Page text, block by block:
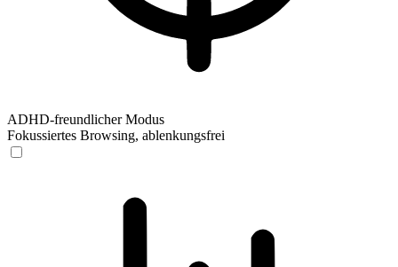
ADHD-freundlicher Modus
Fokussiertes Browsing, ablenkungsfrei